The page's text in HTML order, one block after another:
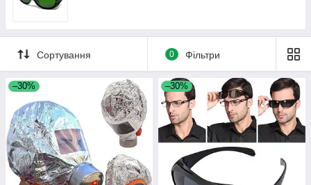
Сортування 0 Фільтри
–30% –30%